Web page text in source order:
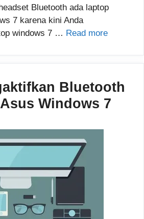
Bluetooth ada laptop
7 karena kini Anda
windows 7 … Read more
Bluetooth
Windows 7